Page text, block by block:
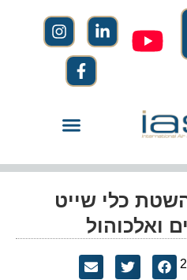
כלי שייט
ואלכוהול